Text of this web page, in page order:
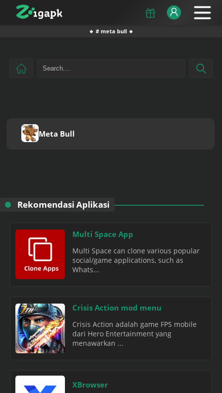
🔹 # meta bull 🔹
Meta Bull
Rekomendasi Aplikasi
Multi Space App
Multi Space can clone various popular
social/game applications, such as
Whats...
Crisis Action mod menu
Crisis Action adalah game FPS mobile
dari Hero Entertainment yang
menawarkan ...
XBrowser